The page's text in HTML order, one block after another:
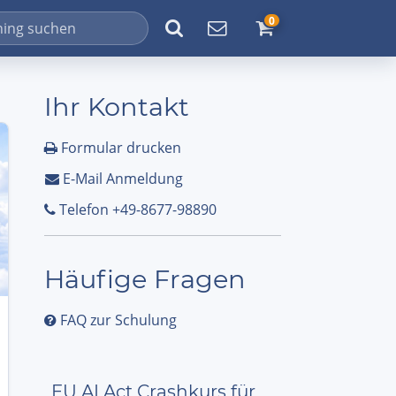
0
Ihr Kontakt
Formular drucken
E-Mail Anmeldung
Telefon +49-8677-98890
Häufige Fragen
FAQ zur Schulung
EU AI Act Crashkurs für